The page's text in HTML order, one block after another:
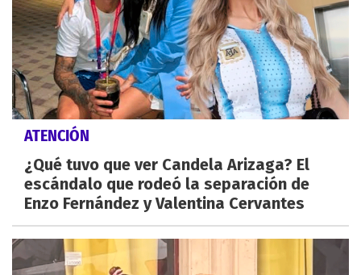
ATENCIÓN
¿Qué tuvo que ver Candela Arizaga? El
escándalo que rodeó la separación de
Enzo Fernández y Valentina Cervantes